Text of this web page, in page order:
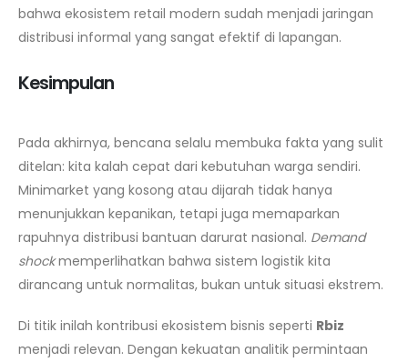
bahwa ekosistem retail modern sudah menjadi jaringan
distribusi informal yang sangat efektif di lapangan.
Kesimpulan
Pada akhirnya, bencana selalu membuka fakta yang sulit
ditelan: kita kalah cepat dari kebutuhan warga sendiri.
Minimarket yang kosong atau dijarah tidak hanya
menunjukkan kepanikan, tetapi juga memaparkan
rapuhnya distribusi bantuan darurat nasional. Demand
shockmemperlihatkan bahwa sistem logistik kita
dirancang untuk normalitas, bukan untuk situasi ekstrem.
Di titik inilah kontribusi ekosistem bisnis seperti Rbiz
menjadi relevan. Dengan kekuatan analitik permintaan